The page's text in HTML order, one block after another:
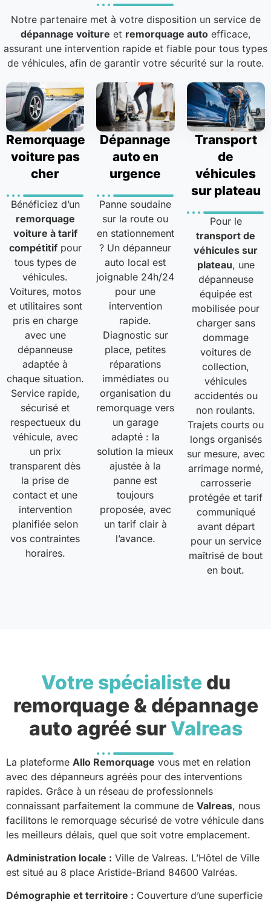
Notre partenaire met à votre disposition un service de
dépannage voiture et remorquage auto efficace,
assurant une intervention rapide et fiable pour tous types
de véhicules, afin de garantir votre sécurité sur la route.
Remorquage
voiture pas
cher
Bénéficiez d’un
remorquage
voiture à tarif
compétitifpour
tous types de
véhicules.
Voitures, motos
et utilitaires sont
pris en charge
avec une
dépanneuse
adaptée à
chaque situation.
Service rapide,
sécurisé et
respectueux du
véhicule, avec
un prix
transparent dès
la prise de
contact et une
intervention
planifiée selon
vos contraintes
horaires.
Dépannage
auto en
urgence
Panne soudaine
sur la route ou
en stationnement
? Un dépanneur
auto local est
joignable 24h/24
pour une
intervention
rapide.
Diagnostic sur
place, petites
réparations
immédiates ou
organisation du
remorquage vers
un garage
adapté : la
solution la mieux
ajustée à la
panne est
toujours
proposée, avec
un tarif clair à
l’avance.
Transport
de
véhicules
sur plateau
Pour le
transport de
véhicules sur
plateau, une
dépanneuse
équipée est
mobilisée pour
charger sans
dommage
voitures de
collection,
véhicules
accidentés ou
non roulants.
Trajets courts ou
longs organisés
sur mesure, avec
arrimage normé,
carrosserie
protégée et tarif
communiqué
avant départ
pour un service
maîtrisé de bout
en bout.
Votre spécialistedu
remorquage & dépannage
auto agréé sur Valreas
La plateforme Allo Remorquage vous met en relation
avec des dépanneurs agréés pour des interventions
rapides. Grâce à un réseau de professionnels
connaissant parfaitement la commune de Valreas, nous
facilitons le remorquage sécurisé de votre véhicule dans
les meilleurs délais, quel que soit votre emplacement.
Administration locale : Ville de Valreas. L’Hôtel de Ville
est situé au 8 place Aristide-Briand 84600 Valréas.
Démographie et territoire : Couverture d’une superficie